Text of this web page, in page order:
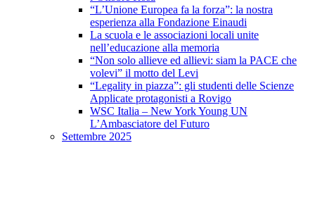
“L’Unione Europea fa la forza”: la nostra
esperienza alla Fondazione Einaudi
La scuola e le associazioni locali unite
nell’educazione alla memoria
“Non solo allieve ed allievi: siam la PACE che
volevi” il motto del Levi
“Legality in piazza”: gli studenti delle Scienze
Applicate protagonisti a Rovigo
WSC Italia – New York Young UN
L’Ambasciatore del Futuro
Settembre 2025